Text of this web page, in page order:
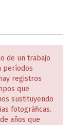
de un trabajo
períodos
registros
que
sustituyendo
fotográficas.
años que